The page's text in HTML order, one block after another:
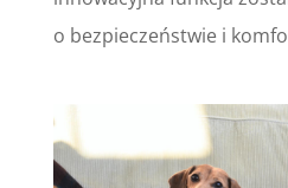
o bezpieczeństwie i